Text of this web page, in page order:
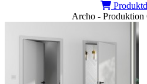
Archo - Produktion